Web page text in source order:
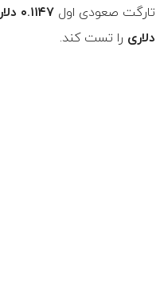
تارگت صعودی اول ۰.۱۱۴۷ دلار
دلاری را تست کند.